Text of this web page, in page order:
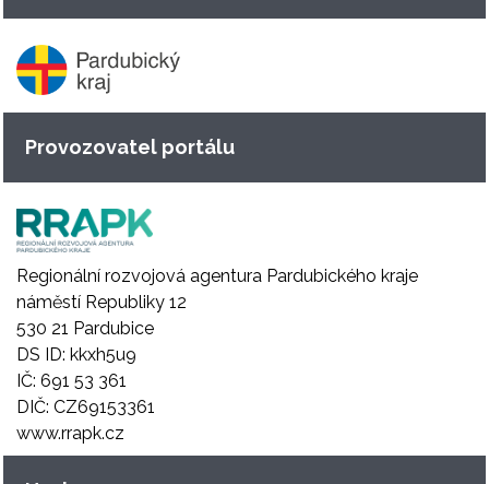
Provozovatel portálu
Regionální rozvojová agentura Pardubického kraje
náměstí Republiky 12
530 21 Pardubice
DS ID: kkxh5u9
IČ: 691 53 361
DIČ: CZ69153361
www.rrapk.cz